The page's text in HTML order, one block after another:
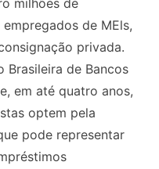
de MEls,
privada.
Brasileira de Bancos
em até quatro anos,
optem pela
pode representar